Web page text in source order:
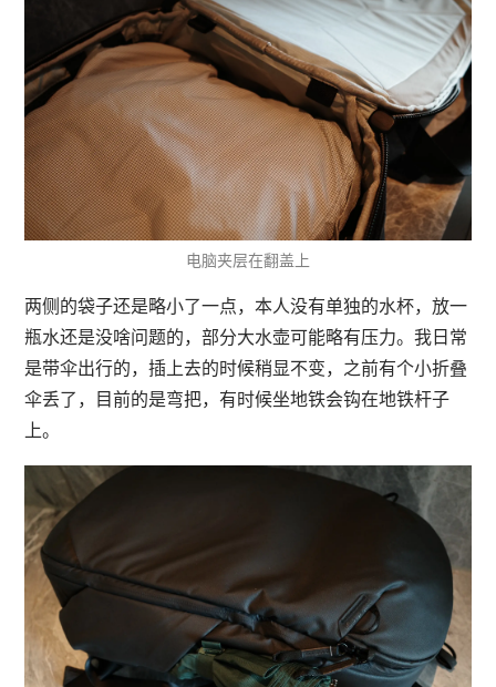
电脑夹层在翻盖上
两侧的袋子还是略小了一点，本人没有单独的水杯，放一
瓶水还是没啥问题的，部分大水壶可能略有压力。我日常
是带伞出行的，插上去的时候稍显不变，之前有个小折叠
伞丢了，目前的是弯把，有时候坐地铁会钩在地铁杆子
上。